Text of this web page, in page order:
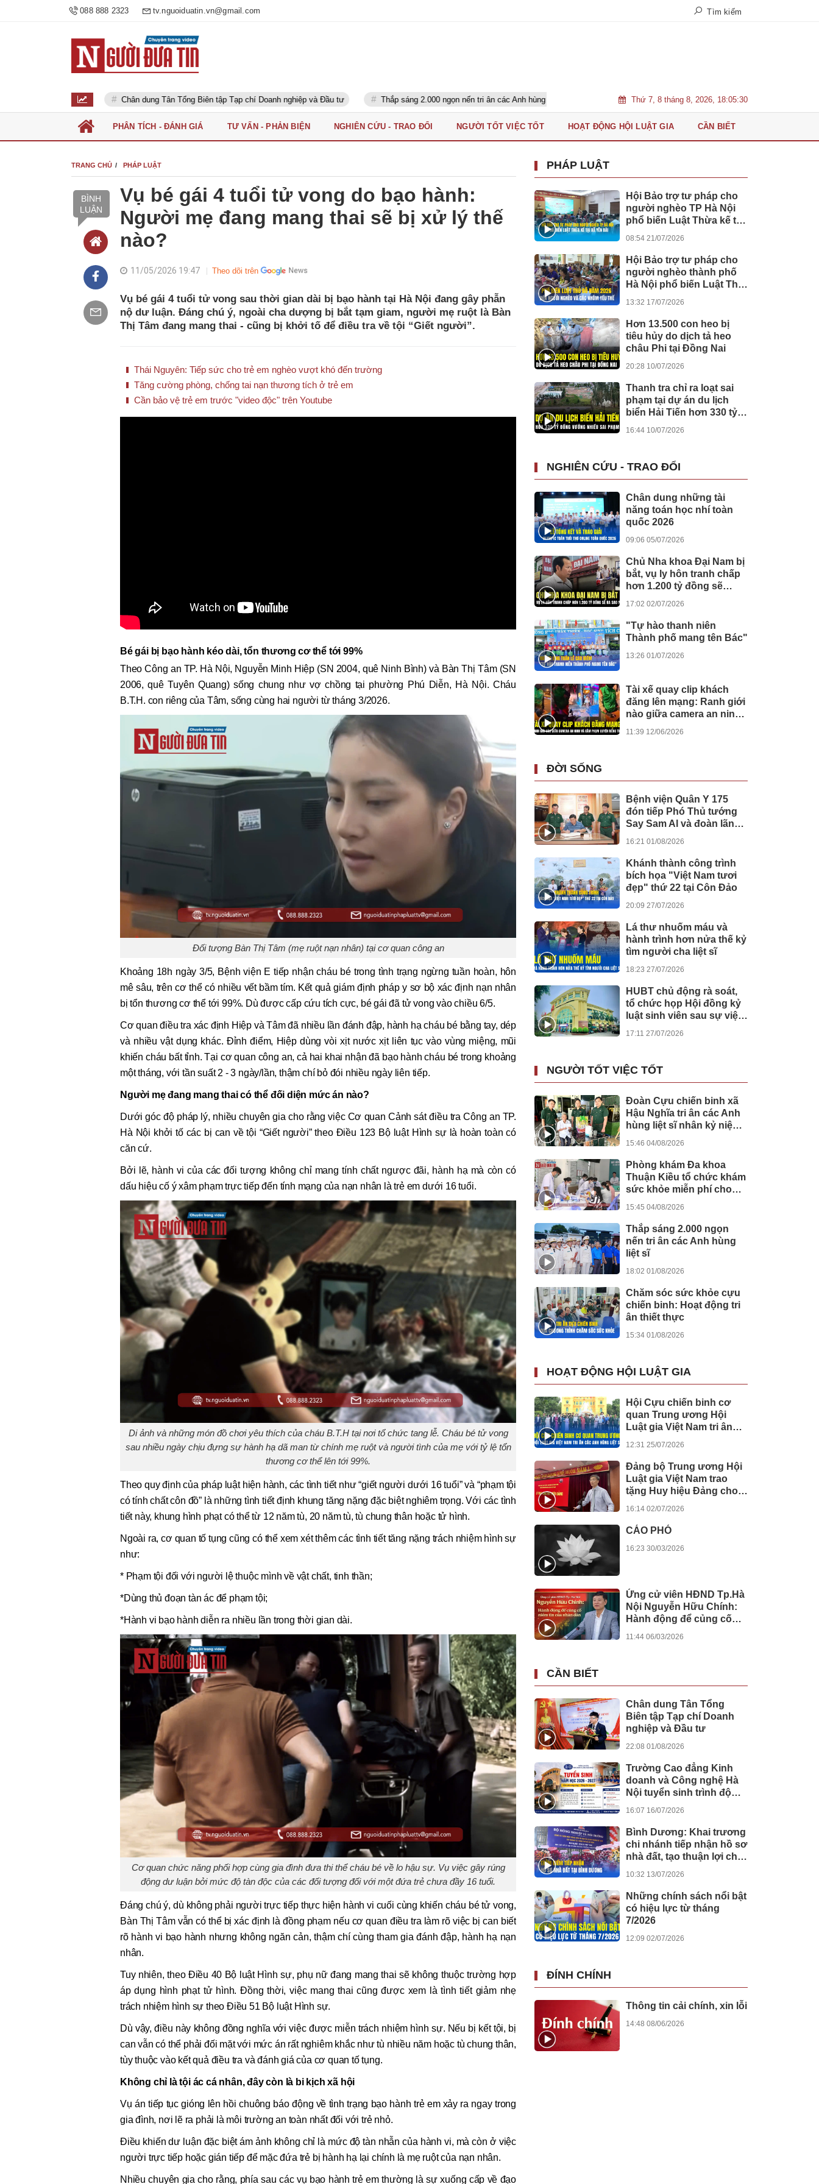
088 888 2323 tv.nguoiduatin.vn@gmail.com Tìm kiếm
Chân dung Tân Tổng Biên tập Tạp chí Doanh nghiệp và Đầu tư Thắp sáng 2.000 ngọn nến tri ân các Anh hùng liệt sĩ Bệnh viện Quân Y 175 đón tiếp Phó Thủ tướng Say Sam Al và đoàn lãnh
Thứ 7, 8 tháng 8, 2026, 18:05:31
PHÂN TÍCH - ĐÁNH GIÁ TƯ VẤN - PHẢN BIỆN NGHIÊN CỨU - TRAO ĐỔI NGƯỜI TỐT VIỆC TỐT HOẠT ĐỘNG HỘI LUẬT GIA CẦN BIẾT
TRANG CHỦ PHÁP LUẬT
BÌNH
LUẬN
Vụ bé gái 4 tuổi tử vong do bạo hành:
Người mẹ đang mang thai sẽ bị xử lý thế
nào?
11/05/2026 19:47 Theo dõi trên
Vụ bé gái 4 tuổi tử vong sau thời gian dài bị bạo hành tại Hà Nội đang gây phẫn
nộ dư luận. Đáng chú ý, ngoài cha dượng bị bắt tạm giam, người mẹ ruột là Bàn
Thị Tâm đang mang thai - cũng bị khởi tố để điều tra về tội “Giết người”.
Thái Nguyên: Tiếp sức cho trẻ em nghèo vượt khó đến trường
Tăng cường phòng, chống tai nạn thương tích ở trẻ em
Cần bảo vệ trẻ em trước "video độc" trên Youtube
Bé gái bị bạo hành kéo dài, tổn thương cơ thể tới 99%
Theo Công an TP. Hà Nội, Nguyễn Minh Hiệp (SN 2004, quê Ninh Bình) và Bàn Thị Tâm (SN
2006, quê Tuyên Quang) sống chung như vợ chồng tại phường Phú Diễn, Hà Nội. Cháu
B.T.H. con riêng của Tâm, sống cùng hai người từ tháng 3/2026.
Đối tượng Bàn Thị Tâm (mẹ ruột nạn nhân) tại cơ quan công an
Khoảng 18h ngày 3/5, Bệnh viện E tiếp nhận cháu bé trong tình trạng ngừng tuần hoàn, hôn
mê sâu, trên cơ thể có nhiều vết bầm tím. Kết quả giám định pháp y sơ bộ xác định nạn nhân
bị tổn thương cơ thể tới 99%. Dù được cấp cứu tích cực, bé gái đã tử vong vào chiều 6/5.
Cơ quan điều tra xác định Hiệp và Tâm đã nhiều lần đánh đập, hành hạ cháu bé bằng tay, dép
và nhiều vật dụng khác. Đỉnh điểm, Hiệp dùng vòi xịt nước xịt liên tục vào vùng miệng, mũi
khiến cháu bất tỉnh. Tại cơ quan công an, cả hai khai nhận đã bạo hành cháu bé trong khoảng
một tháng, với tần suất 2 - 3 ngày/lần, thậm chí bỏ đói nhiều ngày liên tiếp.
Người mẹ đang mang thai có thể đối diện mức án nào?
Dưới góc độ pháp lý, nhiều chuyên gia cho rằng việc Cơ quan Cảnh sát điều tra Công an TP.
Hà Nội khởi tố các bị can về tội “Giết người” theo Điều 123 Bộ luật Hình sự là hoàn toàn có
căn cứ.
Bởi lẽ, hành vi của các đối tượng không chỉ mang tính chất ngược đãi, hành hạ mà còn có
dấu hiệu cố ý xâm phạm trực tiếp đến tính mạng của nạn nhân là trẻ em dưới 16 tuổi.
Di ảnh và những món đồ chơi yêu thích của cháu B.T.H tại nơi tổ chức tang lễ. Cháu bé tử vong
sau nhiều ngày chịu đựng sự hành hạ dã man từ chính mẹ ruột và người tình của mẹ với tỷ lệ tổn
thương cơ thể lên tới 99%.
Theo quy định của pháp luật hiện hành, các tình tiết như “giết người dưới 16 tuổi” và “phạm tội
có tính chất côn đồ” là những tình tiết định khung tăng nặng đặc biệt nghiêm trọng. Với các tình
tiết này, khung hình phạt có thể từ 12 năm tù, 20 năm tù, tù chung thân hoặc tử hình.
Ngoài ra, cơ quan tố tụng cũng có thể xem xét thêm các tình tiết tăng nặng trách nhiệm hình sự
như:
* Phạm tội đối với người lệ thuộc mình về vật chất, tinh thần;
*Dùng thủ đoạn tàn ác để phạm tội;
*Hành vi bạo hành diễn ra nhiều lần trong thời gian dài.
Cơ quan chức năng phối hợp cùng gia đình đưa thi thể cháu bé về lo hậu sự. Vụ việc gây rúng
động dư luận bởi mức độ tàn độc của các đối tượng đối với một đứa trẻ chưa đầy 16 tuổi.
Đáng chú ý, dù không phải người trực tiếp thực hiện hành vi cuối cùng khiến cháu bé tử vong,
Bàn Thị Tâm vẫn có thể bị xác định là đồng phạm nếu cơ quan điều tra làm rõ việc bị can biết
rõ hành vi bạo hành nhưng không ngăn cản, thậm chí cùng tham gia đánh đập, hành hạ nạn
nhân.
Tuy nhiên, theo Điều 40 Bộ luật Hình sự, phụ nữ đang mang thai sẽ không thuộc trường hợp
áp dụng hình phạt tử hình. Đồng thời, việc mang thai cũng được xem là tình tiết giảm nhẹ
trách nhiệm hình sự theo Điều 51 Bộ luật Hình sự.
Dù vậy, điều này không đồng nghĩa với việc được miễn trách nhiệm hình sự. Nếu bị kết tội, bị
can vẫn có thể phải đối mặt với mức án rất nghiêm khắc như tù nhiều năm hoặc tù chung thân,
tùy thuộc vào kết quả điều tra và đánh giá của cơ quan tố tụng.
Không chỉ là tội ác cá nhân, đây còn là bi kịch xã hội
Vụ án tiếp tục gióng lên hồi chuông báo động về tình trạng bạo hành trẻ em xảy ra ngay trong
gia đình, nơi lẽ ra phải là môi trường an toàn nhất đối với trẻ nhỏ.
Điều khiến dư luận đặc biệt ám ảnh không chỉ là mức độ tàn nhẫn của hành vi, mà còn ở việc
người trực tiếp hoặc gián tiếp để mặc đứa trẻ bị hành hạ lại chính là mẹ ruột của nạn nhân.
Nhiều chuyên gia cho rằng, phía sau các vụ bạo hành trẻ em thường là sự xuống cấp về đạo
PHÁP LUẬT
Hội Bảo trợ tư pháp cho
người nghèo TP Hà Nội
phổ biến Luật Thừa kế tại
08:54 21/07/2026
Hội Bảo trợ tư pháp cho
người nghèo thành phố
Hà Nội phổ biến Luật Thủ
13:32 17/07/2026
Hơn 13.500 con heo bị
tiêu hủy do dịch tả heo
châu Phi tại Đồng Nai
20:28 10/07/2026
Thanh tra chỉ ra loạt sai
phạm tại dự án du lịch
biển Hải Tiến hơn 330 tỷ
16:44 10/07/2026
NGHIÊN CỨU - TRAO ĐỔI
Chân dung những tài
năng toán học nhí toàn
quốc 2026
09:06 05/07/2026
Chủ Nha khoa Đại Nam bị
bắt, vụ ly hôn tranh chấp
hơn 1.200 tỷ đồng sẽ
17:02 02/07/2026
"Tự hào thanh niên
Thành phố mang tên Bác"
13:26 01/07/2026
Tài xế quay clip khách
đăng lên mạng: Ranh giới
nào giữa camera an ninh
11:39 12/06/2026
ĐỜI SỐNG
Bệnh viện Quân Y 175
đón tiếp Phó Thủ tướng
Say Sam Al và đoàn lãnh
16:21 01/08/2026
Khánh thành công trình
bích họa "Việt Nam tươi
đẹp" thứ 22 tại Côn Đảo
20:09 27/07/2026
Lá thư nhuốm máu và
hành trình hơn nửa thế kỷ
tìm người cha liệt sĩ
18:23 27/07/2026
HUBT chủ động rà soát,
tổ chức họp Hội đồng kỷ
luật sinh viên sau sự việc
17:11 27/07/2026
NGƯỜI TỐT VIỆC TỐT
Đoàn Cựu chiến binh xã
Hậu Nghĩa tri ân các Anh
hùng liệt sĩ nhân kỷ niệm
15:46 04/08/2026
Phòng khám Đa khoa
Thuận Kiều tổ chức khám
sức khỏe miễn phí cho
15:45 04/08/2026
Thắp sáng 2.000 ngọn
nến tri ân các Anh hùng
liệt sĩ
18:02 01/08/2026
Chăm sóc sức khỏe cựu
chiến binh: Hoạt động tri
ân thiết thực
15:34 01/08/2026
HOẠT ĐỘNG HỘI LUẬT GIA
Hội Cựu chiến binh cơ
quan Trung ương Hội
Luật gia Việt Nam tri ân
12:31 25/07/2026
Đảng bộ Trung ương Hội
Luật gia Việt Nam trao
tặng Huy hiệu Đảng cho
16:14 02/07/2026
CÁO PHÓ
16:23 30/03/2026
Ứng cử viên HĐND Tp.Hà
Nội Nguyễn Hữu Chính:
Hành động để củng cố
11:44 06/03/2026
CẦN BIẾT
Chân dung Tân Tổng
Biên tập Tạp chí Doanh
nghiệp và Đầu tư
22:08 01/08/2026
Trường Cao đẳng Kinh
doanh và Công nghệ Hà
Nội tuyển sinh trình độ
16:07 16/07/2026
Bình Dương: Khai trương
chi nhánh tiếp nhận hồ sơ
nhà đất, tạo thuận lợi cho
10:32 13/07/2026
Những chính sách nổi bật
có hiệu lực từ tháng
7/2026
12:09 02/07/2026
ĐÍNH CHÍNH
Thông tin cải chính, xin lỗi
14:48 08/06/2026